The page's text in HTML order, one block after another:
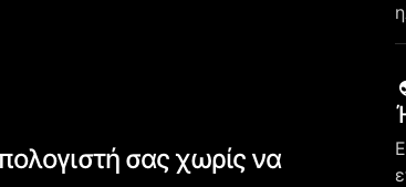
σας χωρίς να